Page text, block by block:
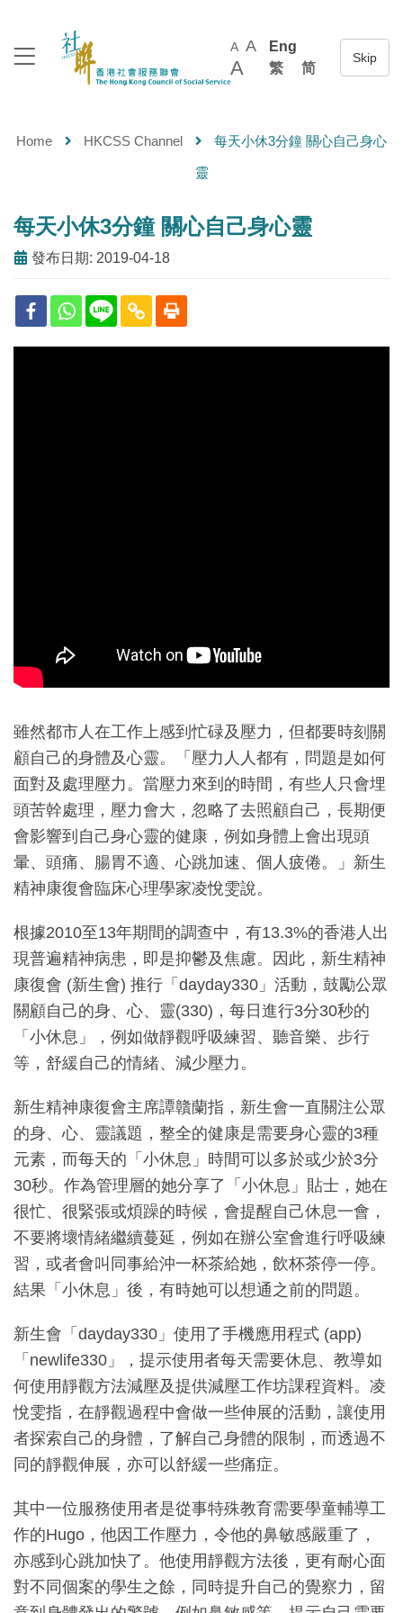
A A
A
Eng
繁
简
Home HKCSS Channel 每天小休3分鐘 關心自己身心
靈
每天小休3分鐘 關心自己身心靈
發布日期: 2019-04-18
雖然都市人在工作上感到忙碌及壓力，但都要時刻關
顧自己的身體及心靈。「壓力人人都有，問題是如何
面對及處理壓力。當壓力來到的時間，有些人只會埋
頭苦幹處理，壓力會大，忽略了去照顧自己，長期便
會影響到自己身心靈的健康，例如身體上會出現頭
暈、頭痛、腸胃不適、心跳加速、個人疲倦。」新生
精神康復會臨床心理學家凌悅雯說。
根據2010至13年期間的調查中，有13.3%的香港人出
現普遍精神病患，即是抑鬱及焦慮。因此，新生精神
康復會 (新生會) 推行「dayday330」活動，鼓勵公眾
關顧自己的身、心、靈(330)，每日進行3分30秒的
「小休息」，例如做靜觀呼吸練習、聽音樂、步行
等，舒緩自己的情緒、減少壓力。
新生精神康復會主席譚贛蘭指，新生會一直關注公眾
的身、心、靈議題，整全的健康是需要身心靈的3種
元素，而每天的「小休息」時間可以多於或少於3分
30秒。作為管理層的她分享了「小休息」貼士，她在
很忙、很緊張或煩躁的時候，會提醒自己休息一會，
不要將壞情緒繼續蔓延，例如在辦公室會進行呼吸練
習，或者會叫同事給沖一杯茶給她，飲杯茶停一停。
結果「小休息」後，有時她可以想通之前的問題。
新生會「dayday330」使用了手機應用程式 (app)
「newlife330」，提示使用者每天需要休息、教導如
何使用靜觀方法減壓及提供減壓工作坊課程資料。凌
悅雯指，在靜觀過程中會做一些伸展的活動，讓使用
者探索自己的身體，了解自己身體的限制，而透過不
同的靜觀伸展，亦可以舒緩一些痛症。
其中一位服務使用者是從事特殊教育需要學童輔導工
作的Hugo，他因工作壓力，令他的鼻敏感嚴重了，
亦感到心跳加快了。他使用靜觀方法後，更有耐心面
對不同個案的學生之餘，同時提升自己的覺察力，留